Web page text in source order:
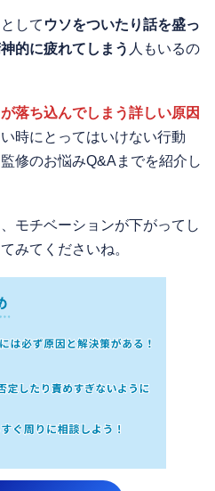
して ウソをついたり話を盛っ
的に疲れてしまう 人もいるの
落ち込んでしまう詳しい原因
時にとってはいけない行動
修のお悩みQ&Aまでを紹介し
モチベーションが下がってし
みてくださいね。